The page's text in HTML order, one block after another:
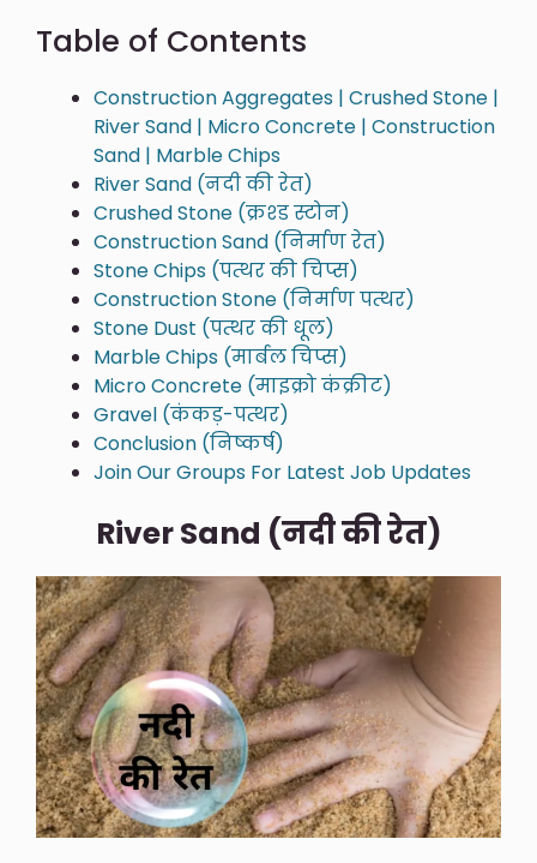
Table of Contents
Construction Aggregates | Crushed Stone |
River Sand | Micro Concrete | Construction
Sand | Marble Chips
River Sand (नदी की रेत)
Crushed Stone (क्रश्ड स्टोन)
Construction Sand (निर्माण रेत)
Stone Chips (पत्थर की चिप्स)
Construction Stone (निर्माण पत्थर)
Stone Dust (पत्थर की धूल)
Marble Chips (मार्बल चिप्स)
Micro Concrete (माइक्रो कंक्रीट)
Gravel (कंकड़-पत्थर)
Conclusion (निष्कर्ष)
Join Our Groups For Latest Job Updates
River Sand (नदी की रेत)